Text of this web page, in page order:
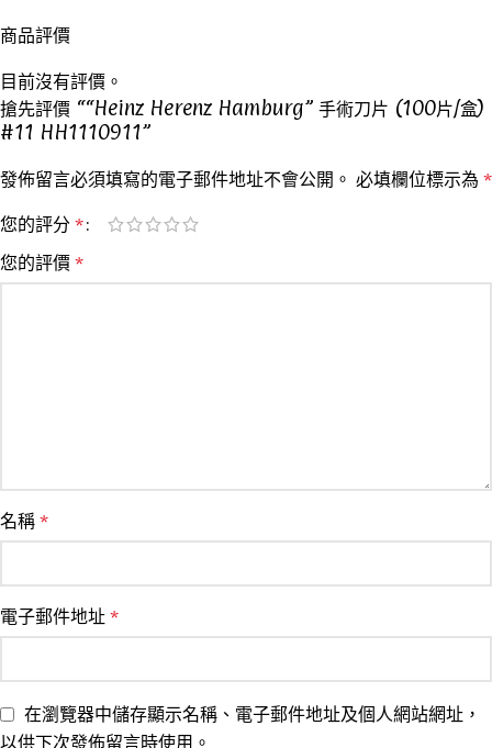
商品評價
目前沒有評價。
搶先評價 ““Heinz Herenz Hamburg” 手術刀片 (100片/盒)
#11 HH1110911”
發佈留言必須填寫的電子郵件地址不會公開。 必填欄位標示為 *
您的評分 *
您的評價 *
名稱 *
電子郵件地址 *
在瀏覽器中儲存顯示名稱、電子郵件地址及個人網站網址，
以供下次發佈留言時使用。